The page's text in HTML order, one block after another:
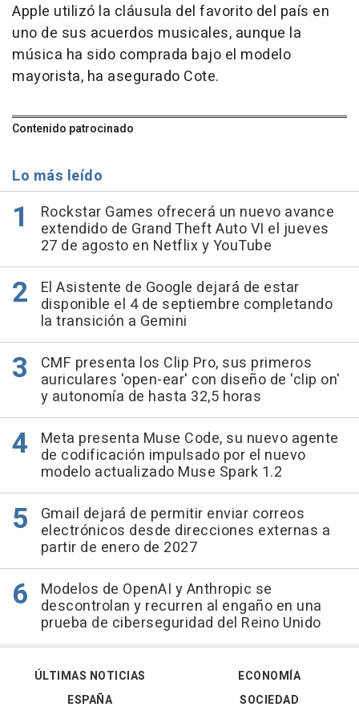
Apple utilizó la cláusula del favorito del país en
uno de sus acuerdos musicales, aunque la
música ha sido comprada bajo el modelo
mayorista, ha asegurado Cote.
Contenido patrocinado
Lo más leído
Rockstar Games ofrecerá un nuevo avance
extendido de Grand Theft Auto VI el jueves
27 de agosto en Netflix y YouTube
El Asistente de Google dejará de estar
disponible el 4 de septiembre completando
la transición a Gemini
CMF presenta los Clip Pro, sus primeros
auriculares 'open-ear' con diseño de 'clip on'
y autonomía de hasta 32,5 horas
Meta presenta Muse Code, su nuevo agente
de codificación impulsado por el nuevo
modelo actualizado Muse Spark 1.2
Gmail dejará de permitir enviar correos
electrónicos desde direcciones externas a
partir de enero de 2027
Modelos de OpenAI y Anthropic se
descontrolan y recurren al engaño en una
prueba de ciberseguridad del Reino Unido
ÚLTIMAS NOTICIAS
ESPAÑA
ECONOMÍA
SOCIEDAD